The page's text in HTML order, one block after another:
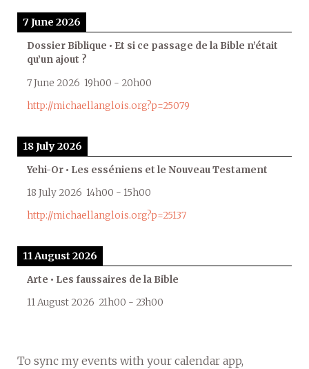
7 June 2026
Dossier Biblique • Et si ce passage de la Bible n’était
qu’un ajout ?
7 June 2026 19h00 - 20h00
http://michaellanglois.org?p=25079
18 July 2026
Yehi-Or • Les esséniens et le Nouveau Testament
18 July 2026 14h00 - 15h00
http://michaellanglois.org?p=25137
11 August 2026
Arte • Les faussaires de la Bible
11 August 2026 21h00 - 23h00
To sync my events with your calendar app,